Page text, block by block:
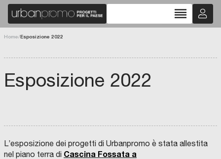
reorder
Home/Esposizione 2022
Esposizione 2022
L’esposizione dei progetti di Urbanpromo è stata allestita
nel piano terra di Cascina Fossata a